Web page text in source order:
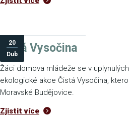
20
Dub
Čistá Vysočina
Žáci domova mládeže se v
ekologické akce Čistá Vysočina,
Moravské Budějovice.
Zjistit více